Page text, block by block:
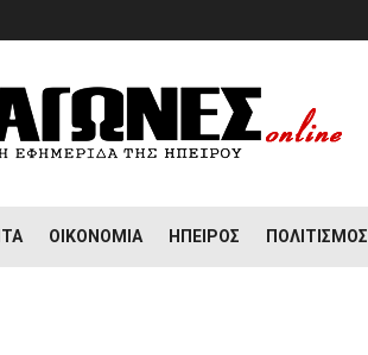
ΟΙΚΟΝΟΜΊΑ ΉΠΕΙΡΟΣ ΠΟΛΙΤΙΣΜΌΣ